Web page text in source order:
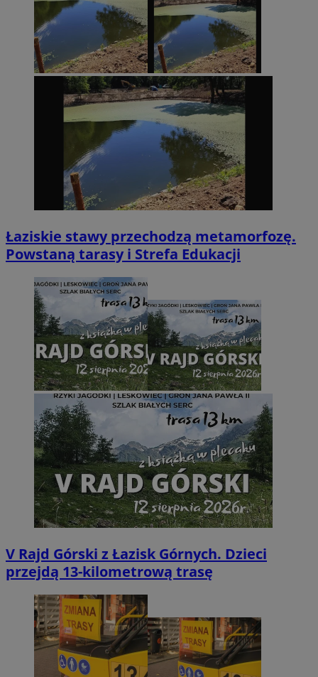
Łaziskie stawy przechodzą metamorfozę.
Powstaną tarasy i Strefa Edukacji
V Rajd Górski z Łazisk Górnych. Dzieci
przejdą 13-kilometrową trasę